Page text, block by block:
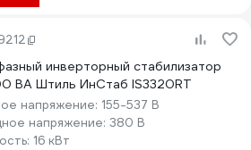
инверторный стабилизатор
ВА Штиль ИнСтаб IS3320RT
напряжение: 155-537 В
напряжение: 380 В
16 кВт